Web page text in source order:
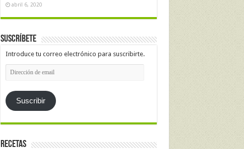
abril 6, 2020
Suscríbete
Introduce tu correo electrónico para suscribirte.
Dirección
de
Suscribir
Recetas